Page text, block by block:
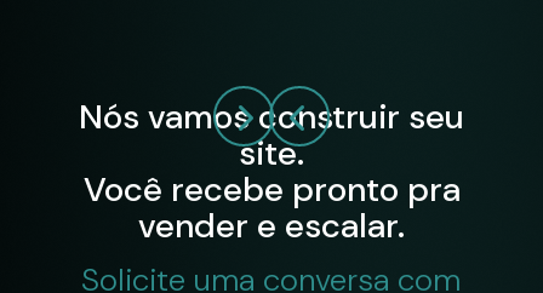
Nós vamos construir seu
site.
Você recebe pronto pra
vender e escalar.
Solicite uma conversa com